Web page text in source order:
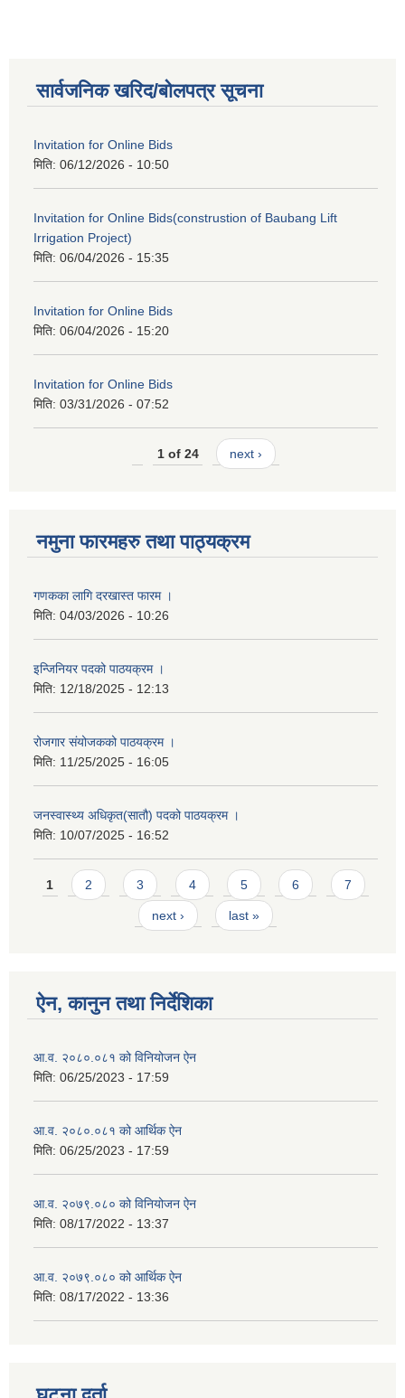
सार्वजनिक खरिद/बोलपत्र सूचना
Invitation for Online Bids
मिति: 06/12/2026 - 10:50
Invitation for Online Bids(construstion of Baubang Lift
Irrigation Project)
मिति: 06/04/2026 - 15:35
Invitation for Online Bids
मिति: 06/04/2026 - 15:20
Invitation for Online Bids
मिति: 03/31/2026 - 07:52
1 of 24 next ›
नमुना फारमहरु तथा पाठ्यक्रम
गणकका लागि दरखास्त फारम ।
मिति: 04/03/2026 - 10:26
इन्जिनियर पदको पाठयक्रम ।
मिति: 12/18/2025 - 12:13
रोजगार संयोजकको पाठयक्रम ।
मिति: 11/25/2025 - 16:05
जनस्वास्थ्य अधिकृत(सातौ) पदको पाठयक्रम ।
मिति: 10/07/2025 - 16:52
Pages
1 2 3 4 5 6 7
next › last »
ऐन, कानुन तथा निर्देशिका
आ.व. २०८०.०८१ को विनियोजन ऐन
मिति: 06/25/2023 - 17:59
आ.व. २०८०.०८१ को आर्थिक ऐन
मिति: 06/25/2023 - 17:59
आ.व. २०७९.०८० को विनियोजन ऐन
मिति: 08/17/2022 - 13:37
आ.व. २०७९.०८० को आर्थिक ऐन
मिति: 08/17/2022 - 13:36